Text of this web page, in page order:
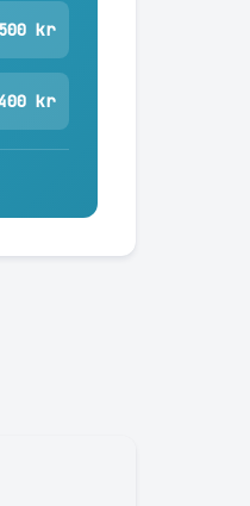
kr
kr